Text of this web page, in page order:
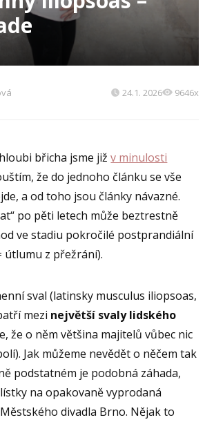
24.1. 2026 9646x
břicha jsme jižv minulosti
že do jednoho článku se vše
a od toho jsou články návazné.
po pěti letech může beztrestně
ve stadiu pokročilé postprandiální
útlumu z přežrání).
sval (latinsky musculus iliopsoas,
mezi největší svaly lidského
že o něm většina majitelů vůbec nic
Jak můžeme nevědět o něčem tak
podstatném je podobná záhada,
na opakovaně vyprodaná
divadla Brno. Nějak to